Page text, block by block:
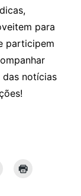
para
participem
notícias